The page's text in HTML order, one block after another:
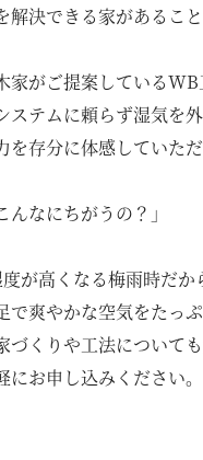
解決できる家があるこ
家がご提案している
ステムに頼らず湿気を
を存分に体感していた
んなにちがうの？」
が高くなる梅雨時だ
で爽やかな空気をたっ
づくりや工法について
にお申し込みください。